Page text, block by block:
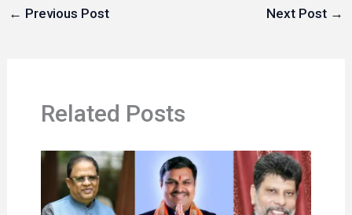
← Previous Post Next Post →
Related Posts